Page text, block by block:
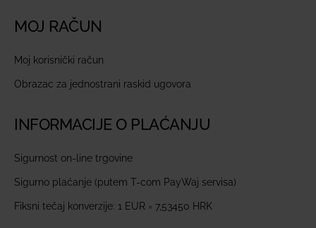
MOJ RAČUN
Moj korisnički račun
Obrazac za jednostrani raskid ugovora
INFORMACIJE O PLAĆANJU
Sigurnost on-line trgovine
Sigurno plaćanje (putem T-com PayWaj servisa)
Fiksni tečaj konverzije: 1 EUR = 7,53450 HRK